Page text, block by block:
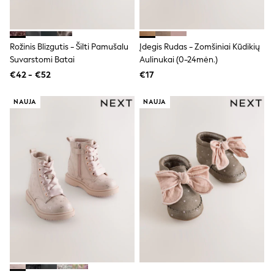
Eastpak
All Accessories
All Bags & Backpacks
Girls Bags
Lunchbags
Drink Bottles
Polo Shirts
T-Shirts
Bags
Blouses
Shirts
Polo Shirts
HOLIDAY SHOP
Women's Holiday Shop
Beach Dresses & Kaftans
Rožinis Blizgutis - Šilti Pamušalu
Suvarstomi Batai
€42 - €52
Įdegis Rudas - Zomšiniai Kūdikių
Aulinukai (0-24mėn.)
€17
NAUJA NAUJA